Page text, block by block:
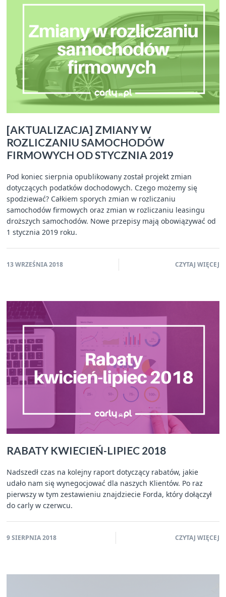
[AKTUALIZACJA] ZMIANY W
ROZLICZANIU SAMOCHODÓW
FIRMOWYCH OD STYCZNIA 2019
Pod koniec sierpnia opublikowany został projekt zmian
dotyczących podatków dochodowych. Czego możemy się
spodziewać? Całkiem sporych zmian w rozliczaniu
samochodów firmowych oraz zmian w rozliczaniu leasingu
droższych samochodów. Nowe przepisy mają obowiązywać od
1 stycznia 2019 roku.
13 WRZEŚNIA 2018 CZYTAJ WIĘCEJ
RABATY KWIECIEŃ-LIPIEC 2018
Nadszedł czas na kolejny raport dotyczący rabatów, jakie
udało nam się wynegocjować dla naszych Klientów. Po raz
pierwszy w tym zestawieniu znajdziecie Forda, który dołączył
do carly w czerwcu.
9 SIERPNIA 2018 CZYTAJ WIĘCEJ